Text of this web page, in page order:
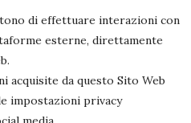
di effettuare interazioni con
esterne, direttamente
acquisite da questo Sito Web
impostazioni privacy